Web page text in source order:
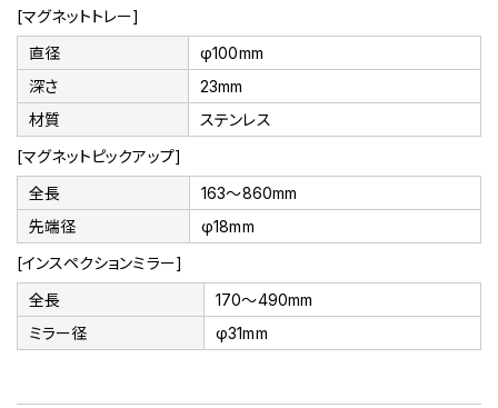
[マグネットトレー]
直径
φ100mm
深さ
23mm
材質
ステンレス
[マグネットピックアップ]
全長
163～860mm
先端径
φ18mm
[インスペクションミラー]
全長
170～490mm
ミラー径
φ31mm